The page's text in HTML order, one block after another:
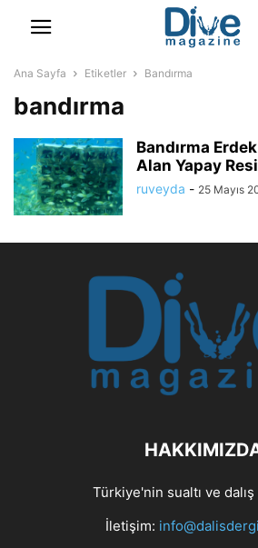
Ana Sayfa Etiketler Bandırma
bandırma
Bandırma
Alan Yapay
ruveyda - 25 Mayıs
Türkiye'nin sualtı ve dalış
İletişim: